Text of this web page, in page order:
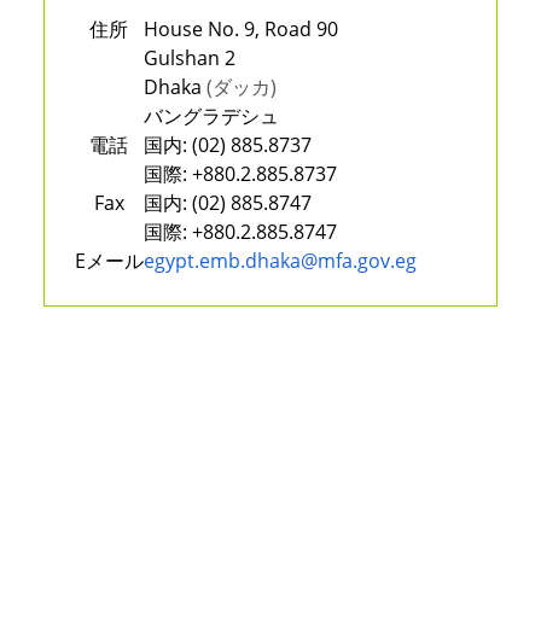
住所
House No. 9, Road 90
Gulshan 2
Dhaka (ダッカ)
バングラデシュ
電話
国内: (02) 885.8737
国際: +880.2.885.8737
Fax
国内: (02) 885.8747
国際: +880.2.885.8747
Eメールegypt.emb.dhaka@mfa.gov.eg